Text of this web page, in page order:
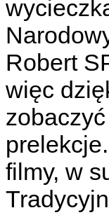
Robert
więc
filmy, w